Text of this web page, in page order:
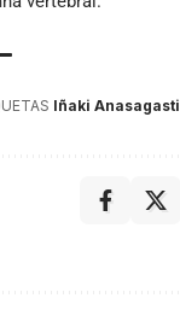
Iñaki Anasagasti